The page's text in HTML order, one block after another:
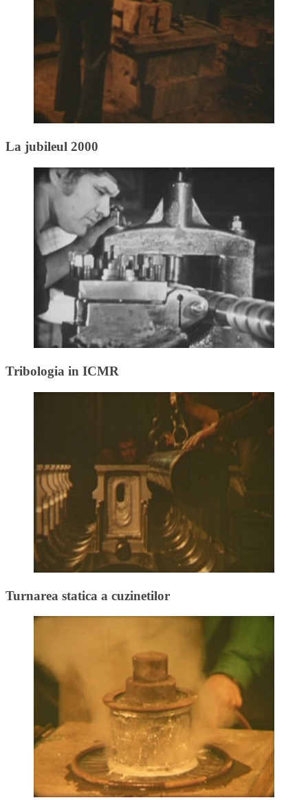
La jubileul 2000
Tribologia in ICMR
Turnarea statica a cuzinetilor